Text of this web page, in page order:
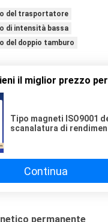
del trasportatore
di intensità bassa
del doppio tamburo
il miglior prezzo per
Tipo magneti ISO9001
scanalatura di
Continua
permanente